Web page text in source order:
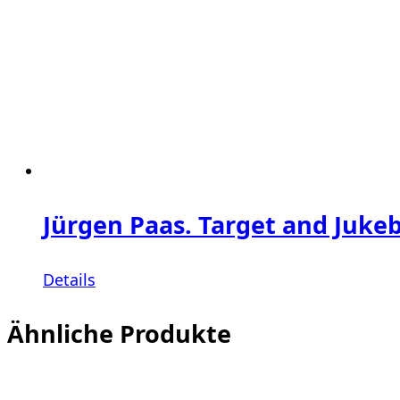
Jürgen Paas. Target and
Details
Ähnliche Produkte